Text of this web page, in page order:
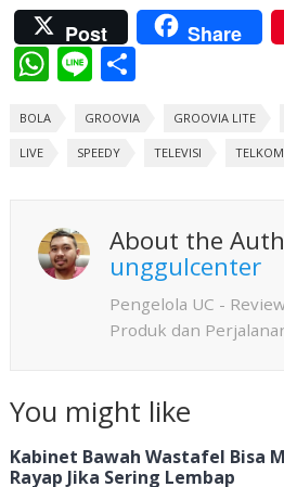
Post Share
W
at
p
p
Li
e
S
ar
BOLA GROOVIA GROOVIA LITE
LIVE SPEEDY TELEVISI TELKOM
About the
unggulcenter
Pengelola UC -
Produk dan
You might like
Kabinet Bawah Wastafel Bisa
Rayap Jika Sering Lembap